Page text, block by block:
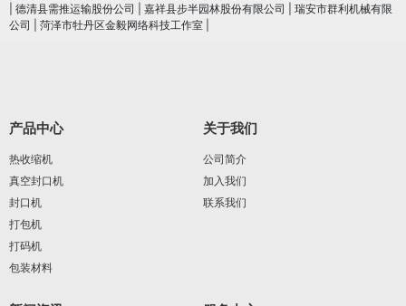
德清县需推运输股份公司 嘉祥县步半园林股份有限公司
瑞安市群利机械有限
公司
菏泽市牡丹区金毅网络科技工作室
产品中心
热收缩机
真空封口机
封口机
打包机
打码机
包装材料
关于我们
公司简介
加入我们
联系我们